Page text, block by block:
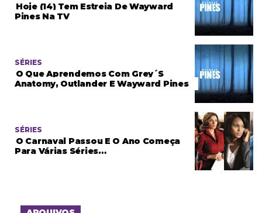
Hoje (14) Tem Estreia De Wayward
Pines Na TV
SÉRIES
O Que Aprendemos Com Grey´s
Anatomy, Outlander E Wayward Pines
SÉRIES
O Carnaval Passou E O Ano Começa
Para Várias Séries…